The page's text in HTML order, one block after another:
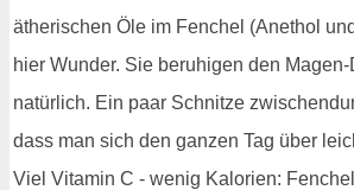
ätherischen Öle im Fenchel (Anethol
hier Wunder. Sie beruhigen den
natürlich. Ein paar Schnitze
dass man sich den ganzen Tag über
Viel Vitamin C - wenig Kalorien: